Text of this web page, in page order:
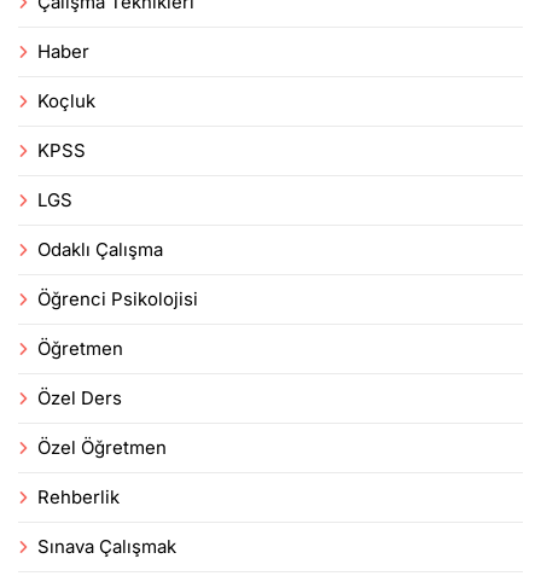
Haber
Koçluk
KPSS
LGS
Odaklı Çalışma
Öğrenci Psikolojisi
Öğretmen
Özel Ders
Özel Öğretmen
Rehberlik
Sınava Çalışmak